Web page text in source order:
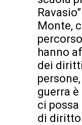
Monte,
hanno
dei
guerra
ci
di